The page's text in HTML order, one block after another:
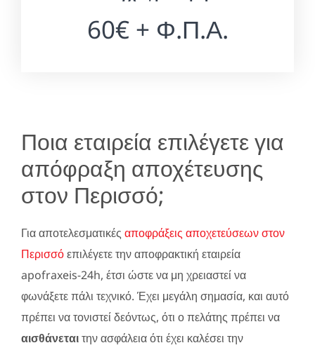
60€ + Φ.Π.Α.
Ποια εταιρεία επιλέγετε για
απόφραξη αποχέτευσης
στον Περισσό;
Για αποτελεσματικές αποφράξεις αποχετεύσεων στον
Περισσόεπιλέγετε την αποφρακτική εταιρεία
apofraxeis-24h, έτσι ώστε να μη χρειαστεί να
φωνάξετε πάλι τεχνικό. Έχει μεγάλη σημασία, και αυτό
πρέπει να τονιστεί δεόντως, ότι ο πελάτης πρέπει να
αισθάνεταιτην ασφάλεια ότι έχει καλέσει την